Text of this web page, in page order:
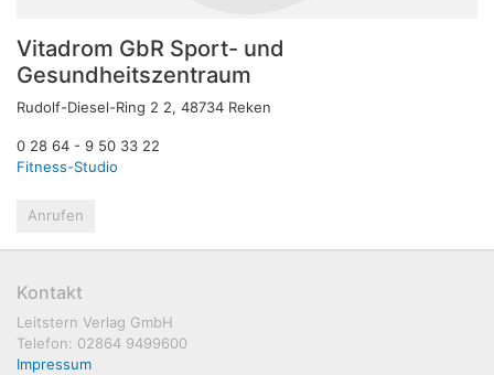
Vitadrom GbR Sport- und
Gesundheitszentraum
Rudolf-Diesel-Ring 2 2, 48734 Reken
0 28 64 - 9 50 33 22
Fitness-Studio
Anrufen
Kontakt
Leitstern Verlag GmbH
Telefon: 02864 9499600
Impressum